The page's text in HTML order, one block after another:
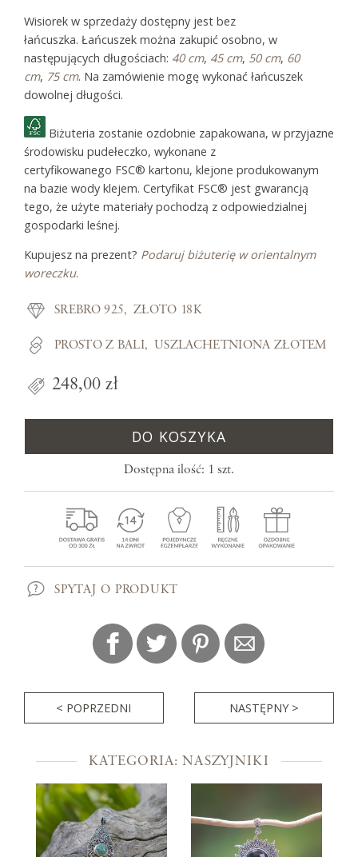
Wisiorek w sprzedaży dostępny jest bez
łańcuszka. Łańcuszek można zakupić osobno, w
następujących długościach: 40 cm, 45 cm, 50 cm, 60
cm, 75 cm. Na zamówienie mogę wykonać łańcuszek
dowolnej długości.
Biżuteria zostanie ozdobnie zapakowana, w przyjazne
środowisku pudełeczko, wykonane z
certyfikowanego FSC® kartonu, klejone produkowanym
na bazie wody klejem. Certyfikat FSC® jest gwarancją
tego, że użyte materiały pochodzą z odpowiedzialnej
gospodarki leśnej.
Kupujesz na prezent? Podaruj biżuterię w orientalnym
woreczku.
SREBRO 925 ZŁOTO 18K
PROSTO Z BALI USZLACHETNIONA ZŁOTEM
248,00 zł
DO KOSZYKA
Dostępna ilość: 1 szt.
SPYTAJ O PRODUKT
< POPRZEDNI NASTĘPNY >
KATEGORIA: NASZYJNIKI